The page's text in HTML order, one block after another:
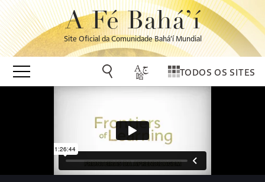
A Fé Bahá’í
Site Oficial da Comunidade Bahá’í Mundial
TODOS OS SITES